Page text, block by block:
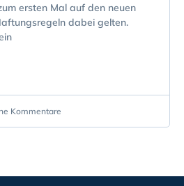
ersten Mal auf den neuen
dabei gelten.
Kommentare